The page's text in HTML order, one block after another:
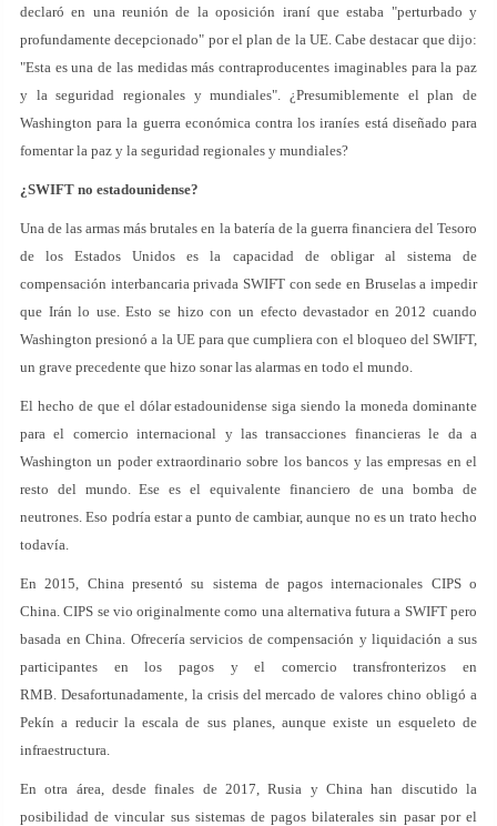
declaró en una reunión de la oposición iraní que estaba "perturbado y
profundamente decepcionado" por el plan de la UE. Cabe destacar que dijo:
"Esta es una de las medidas más contraproducentes imaginables para la paz
y la seguridad regionales y mundiales". ¿Presumiblemente el plan de
Washington para la guerra económica contra los iraníes está diseñado para
fomentar la paz y la seguridad regionales y mundiales?
¿SWIFT no estadounidense?
Una de las armas más brutales en la batería de la guerra financiera del Tesoro
de los Estados Unidos es la capacidad de obligar al sistema de
compensación interbancaria privada SWIFT con sede en Bruselas a impedir
que Irán lo use. Esto se hizo con un efecto devastador en 2012 cuando
Washington presionó a la UE para que cumpliera con el bloqueo del SWIFT,
un grave precedente que hizo sonar las alarmas en todo el mundo.
El hecho de que el dólar estadounidense siga siendo la moneda dominante
para el comercio internacional y las transacciones financieras le da a
Washington un poder extraordinario sobre los bancos y las empresas en el
resto del mundo. Ese es el equivalente financiero de una bomba de
neutrones. Eso podría estar a punto de cambiar, aunque no es un trato hecho
todavía.
En 2015, China presentó su sistema de pagos internacionales CIPS o
China. CIPS se vio originalmente como una alternativa futura a SWIFT pero
basada en China. Ofrecería servicios de compensación y liquidación a sus
participantes en los pagos y el comercio transfronterizos en
RMB. Desafortunadamente, la crisis del mercado de valores chino obligó a
Pekín a reducir la escala de sus planes, aunque existe un esqueleto de
infraestructura.
En otra área, desde finales de 2017, Rusia y China han discutido la
posibilidad de vincular sus sistemas de pagos bilaterales sin pasar por el